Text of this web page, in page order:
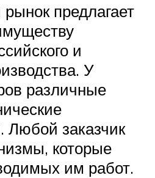
предлагает
и
У
различные
Любой заказчик
которые
им работ.